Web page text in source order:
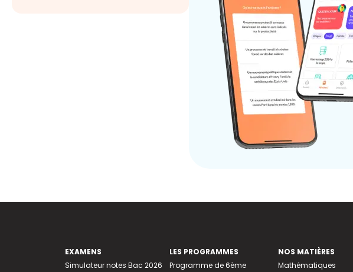
EXAMENS
Simulateur notes Bac 2026
LES PROGRAMMES
Programme de 6ème
NOS MATIÈRES
Mathématiques